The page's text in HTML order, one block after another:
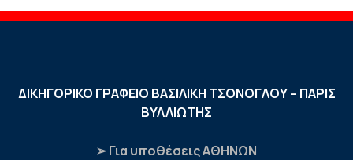
ΔΙΚΗΓΟΡΙΚΟ ΓΡΑΦΕΙΟ ΒΑΣΙΛΙΚΗ ΤΣΟΝΟΓΛΟΥ – ΠΑΡΙΣ
ΒΥΛΛΙΩΤΗΣ
➢ Για υποθέσεις ΑΘΗΝΩΝ